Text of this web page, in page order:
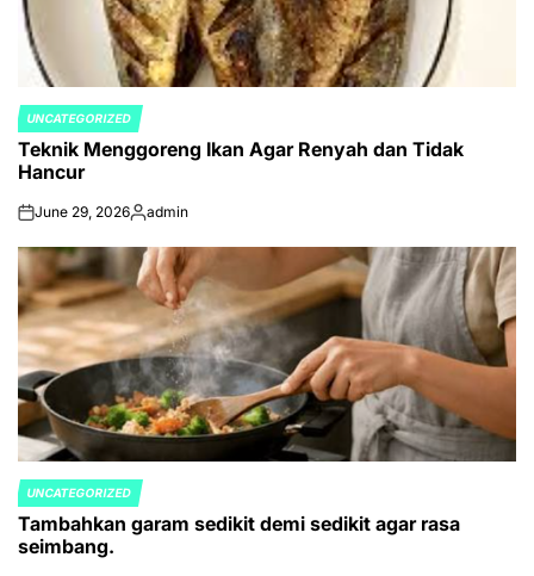
POSTED
IN
UNCATEGORIZED
Teknik Menggoreng Ikan Agar Renyah dan Tidak
Hancur
onJune 29, 2026Posted
admin
POSTED
IN
UNCATEGORIZED
Tambahkan garam sedikit demi sedikit agar rasa
seimbang.